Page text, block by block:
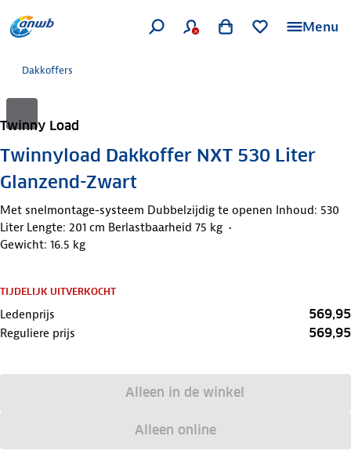
Menu
Dakkoffers
Twinny Load
Twinnyload Dakkoffer NXT 530 Liter
Glanzend-Zwart
Met snelmontage-systeem Dubbelzijdig te openen Inhoud: 530
Liter Lengte: 201 cm Berlastbaarheid 75 kg
Gewicht: 16.5 kg
TIJDELIJK UITVERKOCHT
Ledenprijs 569,95
Reguliere prijs 569,95
Alleen in de winkel
Alleen online